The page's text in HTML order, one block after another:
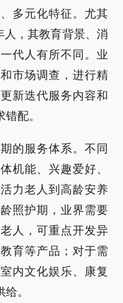
多元化特征。尤其
人，其教育背景、消
代人有所不同。业
市场调查，进行精
新迭代服务内容和
配。
的服务体系。不同
机能、兴趣爱好、
力老人到高龄安养
照护期，业界需要
人，可重点开发异
育等产品；对于需
内文化娱乐、康复
。